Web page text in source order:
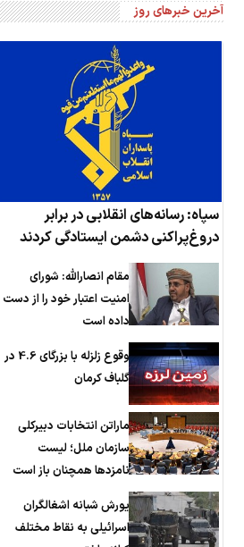
آخرین خبرهای روز
سپاه: رسانه‌های انقلابی در برابر
دروغ‌پراکنی دشمن ایستادگی کردند
مقام انصارالله: شورای
امنیت اعتبار خود را از دست
داده است
وقوع زلزله با بزرگای 4.6 در
گلباف کرمان
ماراتن انتخابات دبیرکلی
سازمان ملل؛ لیست
نامزدها همچنان باز است
یورش شبانه اشغالگران
اسرائیلی به نقاط مختلف